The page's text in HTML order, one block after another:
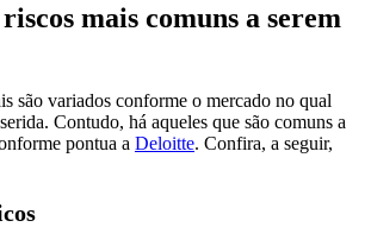
mais comuns a serem
são variados conforme o mercado no qual
Contudo, há aqueles que são comuns a
pontua a Deloitte. Confira, a seguir,